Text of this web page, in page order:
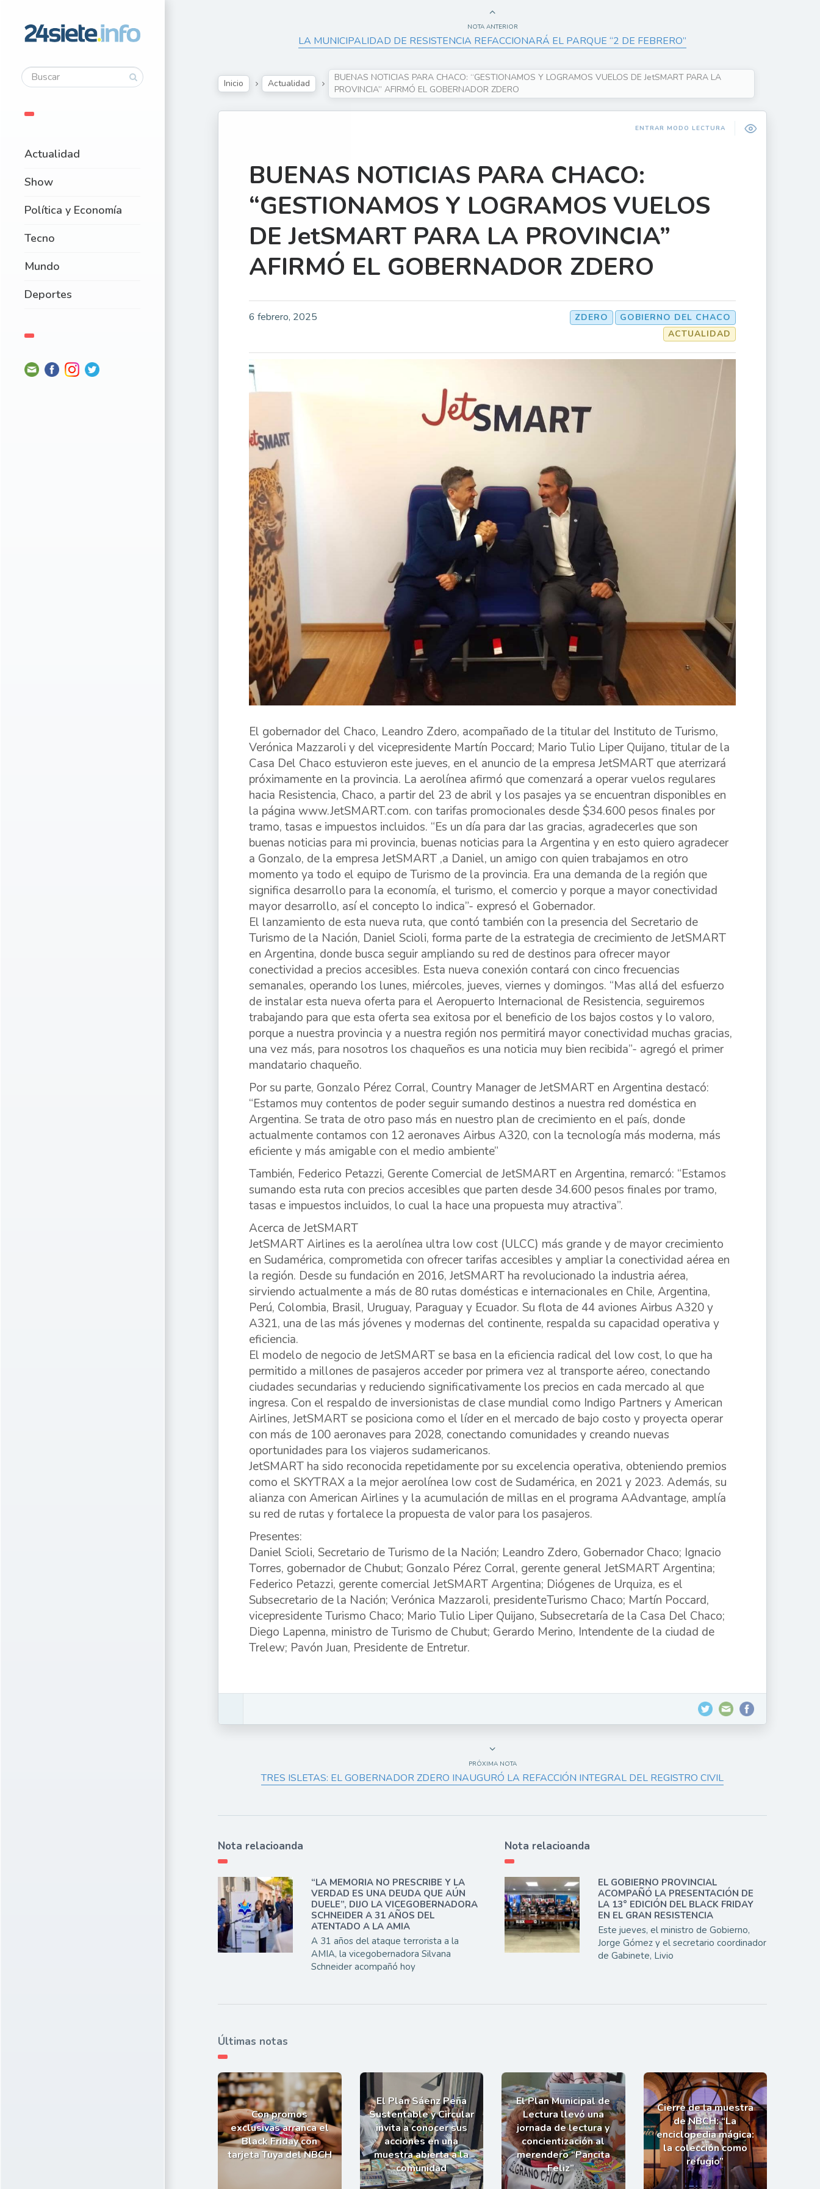
Actualidad
Show
Política y Economía
Tecno
Mundo
Deportes
NOTA ANTERIOR
LA MUNICIPALIDAD DE RESISTENCIA REFACCIONARÁ EL PARQUE “2 DE FEBRERO”
Inicio Actualidad
BUENAS NOTICIAS PARA CHACO: “GESTIONAMOS Y LOGRAMOS VUELOS DE JetSMART PARA LA
PROVINCIA” AFIRMÓ EL GOBERNADOR ZDERO
ENTRAR MODO LECTURA
BUENAS NOTICIAS PARA CHACO:
“GESTIONAMOS Y LOGRAMOS VUELOS
DE JetSMART PARA LA PROVINCIA”
AFIRMÓ EL GOBERNADOR ZDERO
6 febrero, 2025 GOBIERNO DEL CHACO
ZDERO
ACTUALIDAD
El gobernador del Chaco, Leandro Zdero, acompañado de la titular del Instituto de Turismo,
Verónica Mazzaroli y del vicepresidente Martín Poccard; Mario Tulio Liper Quijano, titular de la
Casa Del Chaco estuvieron este jueves, en el anuncio de la empresa JetSMART que aterrizará
próximamente en la provincia. La aerolínea afirmó que comenzará a operar vuelos regulares
hacia Resistencia, Chaco, a partir del 23 de abril y los pasajes ya se encuentran disponibles en
la página www.JetSMART.com. con tarifas promocionales desde $34.600 pesos finales por
tramo, tasas e impuestos incluidos. “Es un día para dar las gracias, agradecerles que son
buenas noticias para mi provincia, buenas noticias para la Argentina y en esto quiero agradecer
a Gonzalo, de la empresa JetSMART ,a Daniel, un amigo con quien trabajamos en otro
momento ya todo el equipo de Turismo de la provincia. Era una demanda de la región que
significa desarrollo para la economía, el turismo, el comercio y porque a mayor conectividad
mayor desarrollo, así el concepto lo indica”- expresó el Gobernador.
El lanzamiento de esta nueva ruta, que contó también con la presencia del Secretario de
Turismo de la Nación, Daniel Scioli, forma parte de la estrategia de crecimiento de JetSMART
en Argentina, donde busca seguir ampliando su red de destinos para ofrecer mayor
conectividad a precios accesibles. Esta nueva conexión contará con cinco frecuencias
semanales, operando los lunes, miércoles, jueves, viernes y domingos. “Mas allá del esfuerzo
de instalar esta nueva oferta para el Aeropuerto Internacional de Resistencia, seguiremos
trabajando para que esta oferta sea exitosa por el beneficio de los bajos costos y lo valoro,
porque a nuestra provincia y a nuestra región nos permitirá mayor conectividad muchas gracias,
una vez más, para nosotros los chaqueños es una noticia muy bien recibida”- agregó el primer
mandatario chaqueño.
Por su parte, Gonzalo Pérez Corral, Country Manager de JetSMART en Argentina destacó:
“Estamos muy contentos de poder seguir sumando destinos a nuestra red doméstica en
Argentina. Se trata de otro paso más en nuestro plan de crecimiento en el país, donde
actualmente contamos con 12 aeronaves Airbus A320, con la tecnología más moderna, más
eficiente y más amigable con el medio ambiente”
También, Federico Petazzi, Gerente Comercial de JetSMART en Argentina, remarcó: “Estamos
sumando esta ruta con precios accesibles que parten desde 34.600 pesos finales por tramo,
tasas e impuestos incluidos, lo cual la hace una propuesta muy atractiva”.
Acerca de JetSMART
JetSMART Airlines es la aerolínea ultra low cost (ULCC) más grande y de mayor crecimiento
en Sudamérica, comprometida con ofrecer tarifas accesibles y ampliar la conectividad aérea en
la región. Desde su fundación en 2016, JetSMART ha revolucionado la industria aérea,
sirviendo actualmente a más de 80 rutas domésticas e internacionales en Chile, Argentina,
Perú, Colombia, Brasil, Uruguay, Paraguay y Ecuador. Su flota de 44 aviones Airbus A320 y
A321, una de las más jóvenes y modernas del continente, respalda su capacidad operativa y
eficiencia.
El modelo de negocio de JetSMART se basa en la eficiencia radical del low cost, lo que ha
permitido a millones de pasajeros acceder por primera vez al transporte aéreo, conectando
ciudades secundarias y reduciendo significativamente los precios en cada mercado al que
ingresa. Con el respaldo de inversionistas de clase mundial como Indigo Partners y American
Airlines, JetSMART se posiciona como el líder en el mercado de bajo costo y proyecta operar
con más de 100 aeronaves para 2028, conectando comunidades y creando nuevas
oportunidades para los viajeros sudamericanos.
JetSMART ha sido reconocida repetidamente por su excelencia operativa, obteniendo premios
como el SKYTRAX a la mejor aerolínea low cost de Sudamérica, en 2021 y 2023. Además, su
alianza con American Airlines y la acumulación de millas en el programa AAdvantage, amplía
su red de rutas y fortalece la propuesta de valor para los pasajeros.
Presentes:
Daniel Scioli, Secretario de Turismo de la Nación; Leandro Zdero, Gobernador Chaco; Ignacio
Torres, gobernador de Chubut; Gonzalo Pérez Corral, gerente general JetSMART Argentina;
Federico Petazzi, gerente comercial JetSMART Argentina; Diógenes de Urquiza, es el
Subsecretario de la Nación; Verónica Mazzaroli, presidenteTurismo Chaco; Martín Poccard,
vicepresidente Turismo Chaco; Mario Tulio Liper Quijano, Subsecretaría de la Casa Del Chaco;
Diego Lapenna, ministro de Turismo de Chubut; Gerardo Merino, Intendente de la ciudad de
Trelew; Pavón Juan, Presidente de Entretur.
PRÓXIMA NOTA
TRES ISLETAS: EL GOBERNADOR ZDERO INAUGURÓ LA REFACCIÓN INTEGRAL DEL REGISTRO CIVIL
Nota relacioanda
“LA MEMORIA NO PRESCRIBE Y LA
VERDAD ES UNA DEUDA QUE AÚN
DUELE”, DIJO LA VICEGOBERNADORA
SCHNEIDER A 31 AÑOS DEL
ATENTADO A LA AMIA
A 31 años del ataque terrorista a la
AMIA, la vicegobernadora Silvana
Schneider acompañó hoy
Nota relacioanda
EL GOBIERNO PROVINCIAL
ACOMPAÑÓ LA PRESENTACIÓN DE
LA 13° EDICIÓN DEL BLACK FRIDAY
EN EL GRAN RESISTENCIA
Este jueves, el ministro de Gobierno,
Jorge Gómez y el secretario coordinador
de Gabinete, Livio
Últimas notas
Con promos
exclusivas arranca el
Black Friday con
tarjeta Tuya del NBCH
El Plan Sáenz Peña
Sustentable y Circular
invita a conocer sus
acciones en una
muestra abierta a la
comunidad
El Plan Municipal de
Lectura llevó una
jornada de lectura y
concientización al
merendero “Pancita
Feliz”
Cierre de la muestra
de NBCH: “La
enciclopedia mágica:
la colección como
refugio”